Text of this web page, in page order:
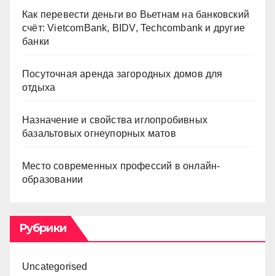
Как перевести деньги во Вьетнам на банковский
счёт: VietcomBank, BIDV, Techcombank и другие
банки
Посуточная аренда загородных домов для
отдыха
Назначение и свойства иглопробивных
базальтовых огнеупорных матов
Место современных профессий в онлайн-
образовании
Рубрики
Uncategorised